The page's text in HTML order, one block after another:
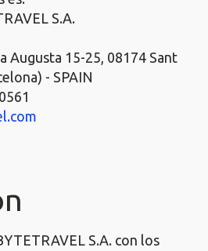
S.A.
Augusta 15-25, 08174 Sant
- SPAIN
S.A. con los